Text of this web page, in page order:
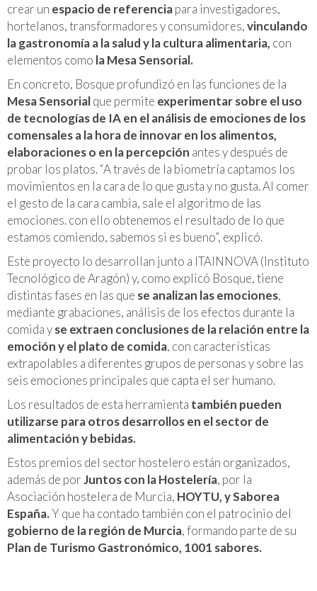
crear un espacio de referenciapara investigadores,
hortelanos, transformadores y consumidores,vinculando
la gastronomía a la salud y la cultura alimentaria, con
elementos como la Mesa Sensorial.
En concreto, Bosque profundizó en las funciones de la
Mesa Sensorialque permite experimentar sobre el uso
de tecnologías de IA en el análisis de emociones de los
comensales a la hora de innovar en los alimentos,
elaboraciones o en la percepción antes y después de
probar los platos. “A través de la biometría captamos los
movimientos en la cara de lo que gusta y no gusta. Al comer
el gesto de la cara cambia, sale el algoritmo de las
emociones. con ello obtenemos el resultado de lo que
estamos comiendo, sabemos si es bueno”, explicó.
Este proyecto lo desarrollan junto a ITAINNOVA (Instituto
Tecnológico de Aragón) y, como explicó Bosque, tiene
distintas fases en las que se analizan las emociones,
mediante grabaciones, análisis de los efectos durante la
comida yse extraen conclusiones de la relación entre la
emoción y el plato de comida, con características
extrapolables a diferentes grupos de personas y sobre las
seis emociones principales que capta el ser humano.
Los resultados de esta herramienta también pueden
utilizarse para otros desarrollos en el sector de
alimentación y bebidas.
Estos premios del sector hostelero están organizados,
además de porJuntos con la Hostelería, por la
Asociación hostelera de Murcia, HOYTU, y Saborea
España.Y que ha contado también con el patrocinio del
gobierno de la región de Murcia, formando parte de su
Plan de Turismo Gastronómico, 1001 sabores.